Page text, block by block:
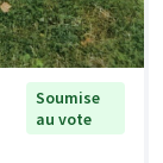
Soumise
au vote